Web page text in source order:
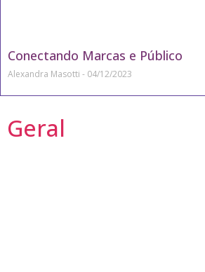
Conectando Marcas e Público
Alexandra Masotti 04/12/2023
Geral